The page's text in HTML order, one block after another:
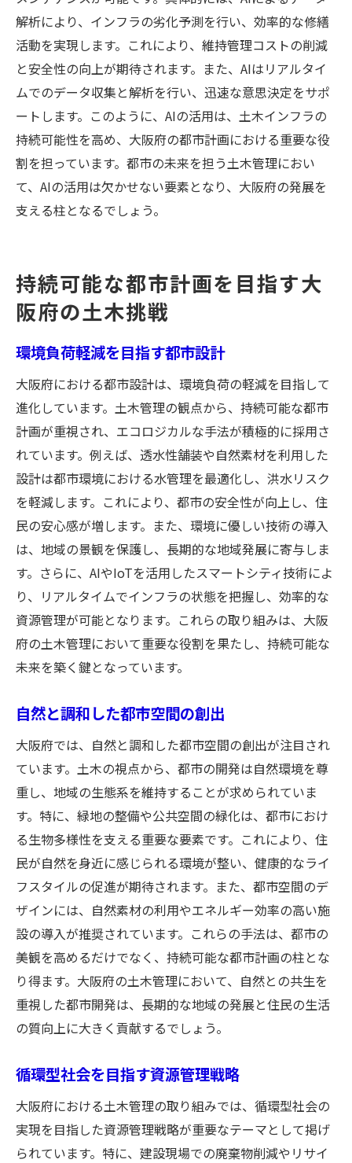
解析により、インフラの劣化予測を行い、効率的な修繕
活動を実現します。これにより、維持管理コストの削減
と安全性の向上が期待されます。また、AIはリアルタイ
ムでのデータ収集と解析を行い、迅速な意思決定をサポ
ートします。このように、AIの活用は、土木インフラの
持続可能性を高め、大阪府の都市計画における重要な役
割を担っています。都市の未来を担う土木管理におい
て、AIの活用は欠かせない要素となり、大阪府の発展を
支える柱となるでしょう。
持続可能な都市計画を目指す大
阪府の土木挑戦
環境負荷軽減を目指す都市設計
大阪府における都市設計は、環境負荷の軽減を目指して
進化しています。土木管理の観点から、持続可能な都市
計画が重視され、エコロジカルな手法が積極的に採用さ
れています。例えば、透水性舗装や自然素材を利用した
設計は都市環境における水管理を最適化し、洪水リスク
を軽減します。これにより、都市の安全性が向上し、住
民の安心感が増します。また、環境に優しい技術の導入
は、地域の景観を保護し、長期的な地域発展に寄与しま
す。さらに、AIやIoTを活用したスマートシティ技術によ
り、リアルタイムでインフラの状態を把握し、効率的な
資源管理が可能となります。これらの取り組みは、大阪
府の土木管理において重要な役割を果たし、持続可能な
未来を築く鍵となっています。
自然と調和した都市空間の創出
大阪府では、自然と調和した都市空間の創出が注目され
ています。土木の視点から、都市の開発は自然環境を尊
重し、地域の生態系を維持することが求められていま
す。特に、緑地の整備や公共空間の緑化は、都市におけ
る生物多様性を支える重要な要素です。これにより、住
民が自然を身近に感じられる環境が整い、健康的なライ
フスタイルの促進が期待されます。また、都市空間のデ
ザインには、自然素材の利用やエネルギー効率の高い施
設の導入が推奨されています。これらの手法は、都市の
美観を高めるだけでなく、持続可能な都市計画の柱とな
り得ます。大阪府の土木管理において、自然との共生を
重視した都市開発は、長期的な地域の発展と住民の生活
の質向上に大きく貢献するでしょう。
循環型社会を目指す資源管理戦略
大阪府における土木管理の取り組みでは、循環型社会の
実現を目指した資源管理戦略が重要なテーマとして掲げ
られています。特に、建設現場での廃棄物削減やリサイ